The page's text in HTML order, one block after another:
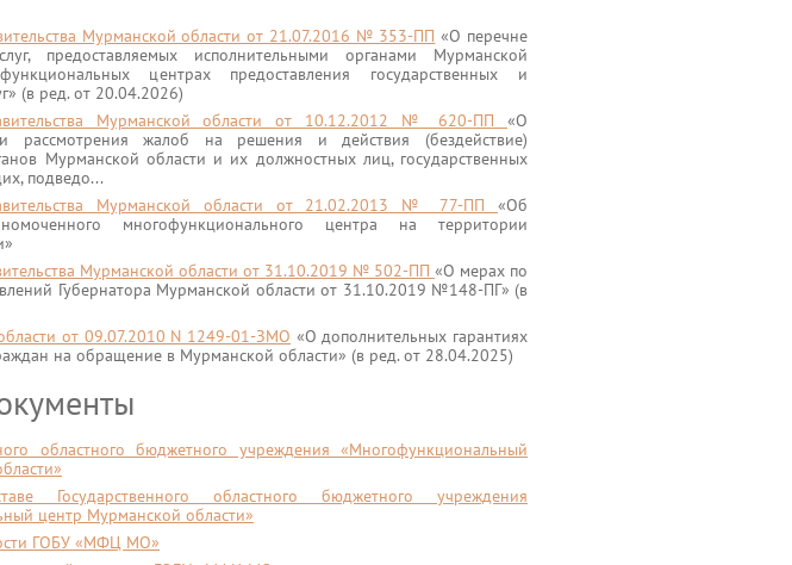
Мурманской области от 21.07.2016 № 353-ПП «О перечне
предоставляемых исполнительными органами Мурманской
центрах предоставления государственных и
(в ред. от 20.04.2026)
Мурманской области от 10.12.2012 № 620-ПП «О
рассмотрения жалоб на решения и действия (бездействие)
Мурманской области и их должностных лиц, государственных
подведо...
Мурманской области от 21.02.2013 № 77-ПП «Об
многофункционального центра на территории
Мурманской области от 31.10.2019 № 502-ПП «О мерах по
Губернатора Мурманской области от 31.10.2019 №148-ПГ» (в
от 09.07.2010 N 1249-01-ЗМО «О дополнительных гарантиях
на обращение в Мурманской области» (в ред. от 28.04.2025)
областного бюджетного учреждения «Многофункциональный
Государственного областного бюджетного учреждения
центр Мурманской области»
ГОБУ «МФЦ МО»